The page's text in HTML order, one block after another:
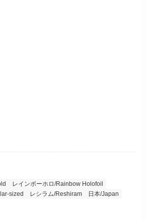
レインボーホロ/Rainbow Holofoil
sized
レシラム/Reshiram
日本/Japan